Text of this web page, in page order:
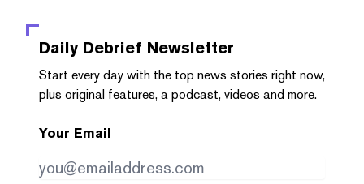
Daily Debrief Newsletter
Start every day with the top news stories right now,
plus original features, a podcast, videos and more.
Your Email